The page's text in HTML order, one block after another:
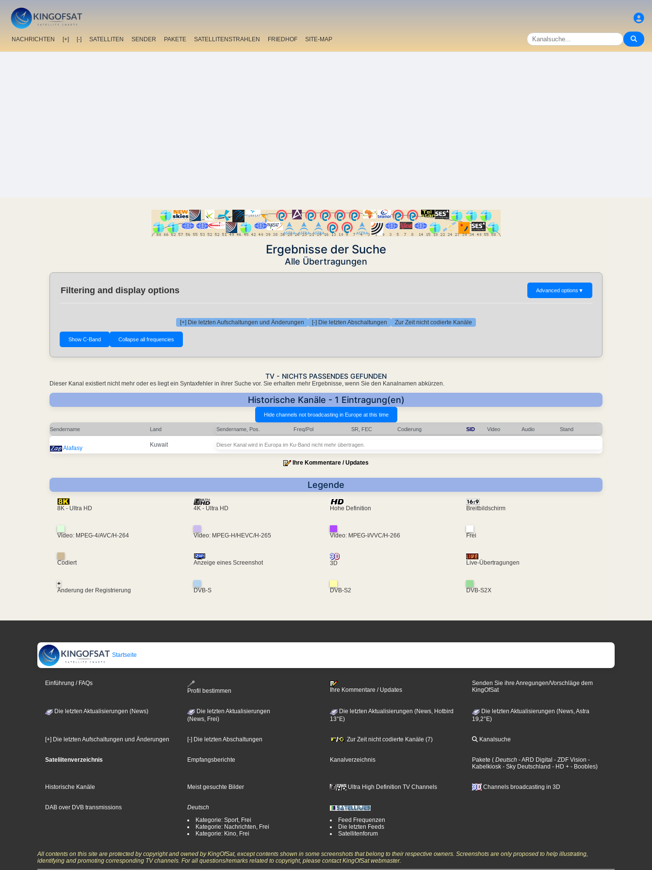
NACHRICHTEN [+] [-] SATELLITEN SENDER PAKETE SATELLITENSTRAHLEN FRIEDHOF SITE-MAP
Ergebnisse der Suche
Alle Übertragungen
Filtering and display options Advanced options ▼
[+] Die letzten Aufschaltungen und Änderungen [-] Die letzten Abschaltungen Zur Zeit nicht codierte Kanäle
TV - NICHTS PASSENDES GEFUNDEN
Dieser Kanal existiert nicht mehr oder es liegt ein Syntaxfehler in ihrer Suche vor. Sie erhalten mehr Ergebnisse, wenn Sie den Kanalnamen abkürzen.
Historische Kanäle - 1 Eintragung(en)
Sendername Land Sendername, Pos. Freq/Pol SR, FEC Codierung SID Video Audio Stand
Alafasy Kuwait Dieser Kanal wird in Europa im Ku-Band nicht mehr übertragen.
Ihre Kommentare / Updates
Legende
8K - Ultra HD 4K - Ultra HD Hohe Definition Breitbildschirm
Video: MPEG-4/AVC/H-264 Video: MPEG-H/HEVC/H-265 Video: MPEG-I/VVC/H-266 Frei
Codiert Anzeige eines Screenshot 3D Live-Übertragungen
+
Änderung der Registrierung
DVB-S DVB-S2 DVB-S2X
Startseite
Einführung / FAQs
Profil bestimmen
Ihre Kommentare / Updates
Senden Sie ihre Anregungen/Vorschläge dem
KingOfSat
Die letzten Aktualisierungen (News)
Die letzten Aktualisierungen
(News, Frei)
Die letzten Aktualisierungen (News, Hotbird
13°E)
Die letzten Aktualisierungen (News, Astra
19,2°E)
[+] Die letzten Aufschaltungen und Änderungen [-] Die letzten Abschaltungen Zur Zeit nicht codierte Kanäle (7) Kanalsuche
Sateliitenverzeichnis Empfangsberichte Kanalverzeichnis Pakete ( Deutsch - ARD Digital - ZDF Vision -
Kabelkiosk - Sky Deutschland - HD + - Boobles)
Historische Kanäle Meist gesuchte Bilder Ultra High Definition TV Channels Channels broadcasting in 3D
DAB over DVB transmissions
Deutsch
Kategorie: Sport, Frei
Kategorie: Nachrichten, Frei
Kategorie: Kino, Frei
Feed Frequenzen
Die letzten Feeds
Satellitenforum
All contents on this site are protected by copyright and owned by KingOfSat, except contents shown in some screenshots that belong to their respective owners. Screenshots are only proposed to help illustrating,
identifying and promoting corresponding TV channels. For all questions/remarks related to copyright, please contact KingOfSat webmaster.